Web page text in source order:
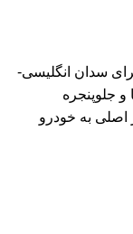
اصیل برای سدان انگلیسی-
و جلوپنجره
اصلی به خودرو